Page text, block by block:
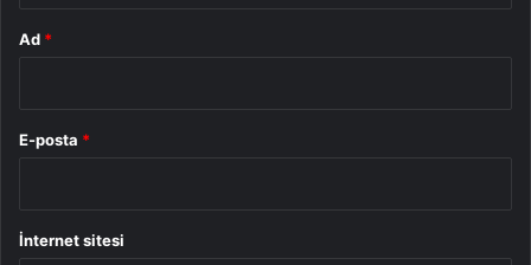
Ad *
E-posta *
İnternet sitesi